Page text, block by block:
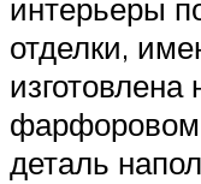
интерьеры
отделки,
фарфоровом
деталь